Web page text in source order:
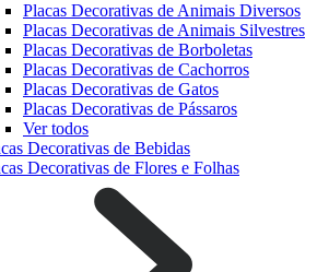
Placas Decorativas de Animais Diversos
Placas Decorativas de Animais Silvestres
Placas Decorativas de Borboletas
Placas Decorativas de Cachorros
Placas Decorativas de Gatos
Placas Decorativas de Pássaros
Ver todos
Decorativas de Bebidas
Decorativas de Flores e Folhas